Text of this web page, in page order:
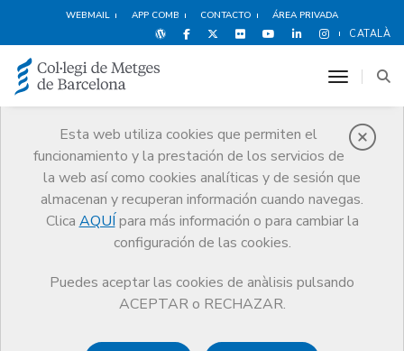
WEBMAIL APP COMB CONTACTO ÁREA PRIVADA
CATALÀ
Esta web utiliza cookies que permiten el
funcionamiento y la prestación de los servicios de
la web así como cookies analíticas y de sesión que
almacenan y recuperan información cuando navegas.
Clica AQUÍ para más información o para cambiar la
configuración de las cookies.
Puedes aceptar las cookies de anàlisis pulsando
ACEPTAR o RECHAZAR.
toggle
Noticias
Comunicación
Noticias
Vídeo de la Conferencia Internacional Sobre la Salud de los Médicos
celebrada en Londres, donde participó Dr. Jaume Padrós, Secretario